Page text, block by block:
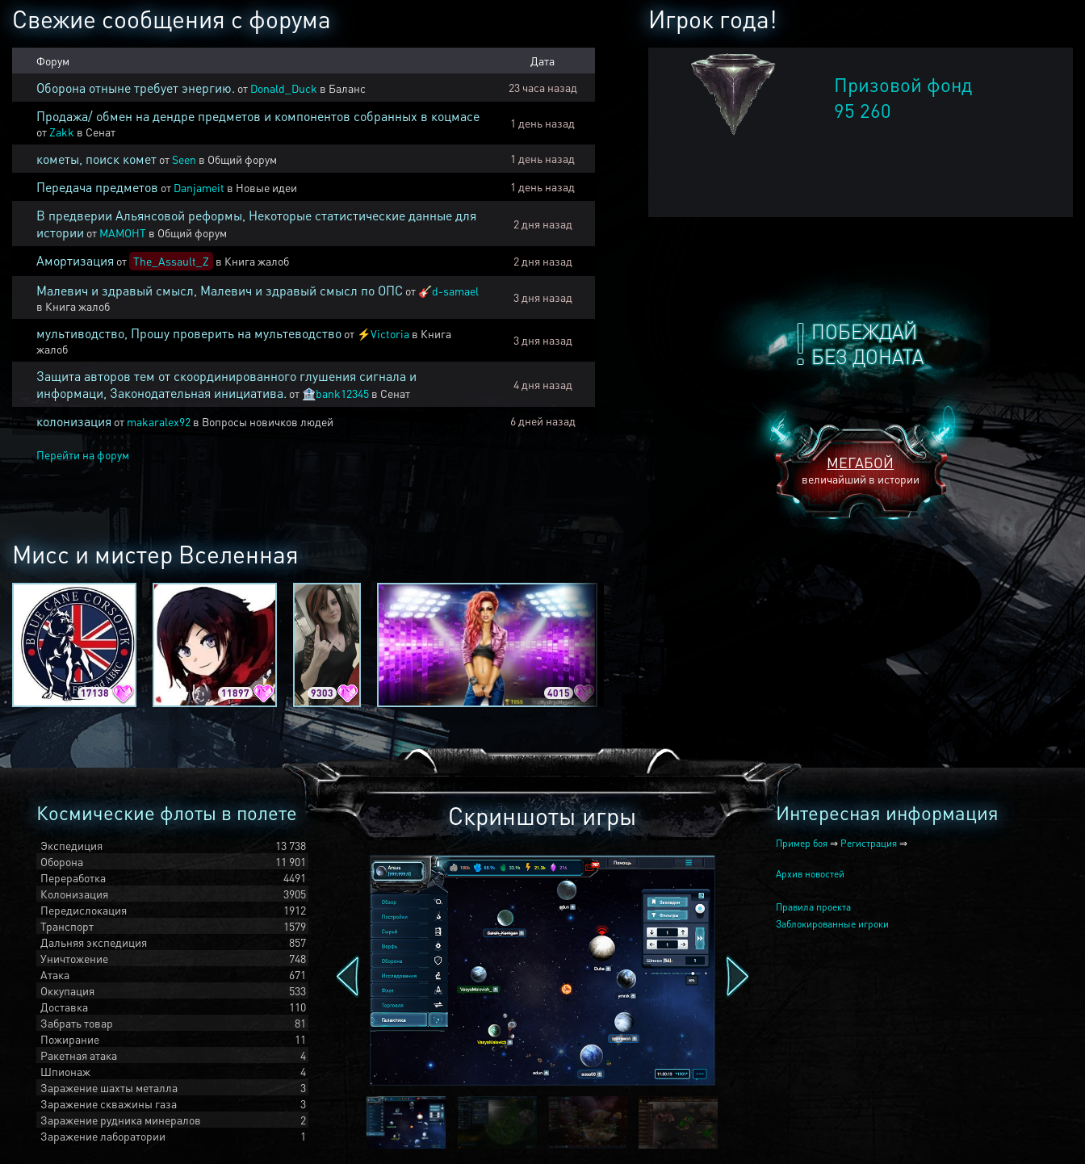
ПОБЕЖДАЙ
БЕЗ ДОНАТА
МЕГАБОЙ
величайший в истории
Игрок года!
Призовой фонд
95 260
Свежие сообщения с форума
Форум Дата
Оборона отныне требует энергию. от Donald_Duck в Баланс 23 часа назад
Продажа/ обмен на дендре предметов и компонентов собранных в коцмасе
от Zakk в Сенат
1 день назад
кометы, поиск комет отSeen в Общий форум 1 день назад
Передача предметов от Danjameit в Новые идеи 1 день назад
В предверии Альянсовой реформы, Некоторые статистические данные для
истории от MAMOHT в Общий форум
2 дня назад
Амортизация от The_Assault_Z в Книга жалоб 2 дня назад
Малевич и здравый смысл, Малевич и здравый смысл по ОПС от 🎸d-samael
в Книга жалоб
3 дня назад
мультиводство, Прошу проверить на мультеводство от ⚡Victoria в Книга
жалоб
3 дня назад
Защита авторов тем от скоординированного глушения сигнала и
информаци, Законодательная инициатива. от 🏦bank12345 в Сенат
4 дня назад
колонизация от makaralex92 в Вопросы новичков людей 6 дней назад
Перейти на форум
Мисс и мистер Вселенная
17138 11897 9303 4015 2240
Космические флоты в полете
Экспедиция
13 738
Оборона
11 901
Переработка
4491
Колонизация
3905
Передислокация
1912
Транспорт
1579
Дальняя экспедиция
857
Уничтожение
748
Атака
671
Оккупация
533
Доставка
110
Забрать товар
81
Пожирание
11
Ракетная атака
4
Шпионаж
4
Заражение шахты металла
3
Заражение скважины газа
3
Заражение рудника минералов
2
Заражение лаборатории
1
Скриншоты игры Интересная информация
Пример боя ⇒ Регистрация ⇒
Архив новостей
Правила проекта
Заблокированные игроки